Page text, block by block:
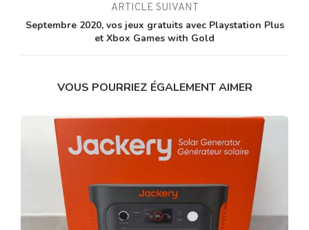
ARTICLE SUIVANT
Septembre 2020, vos jeux gratuits avec Playstation Plus
et Xbox Games with Gold
VOUS POURRIEZ ÉGALEMENT AIMER